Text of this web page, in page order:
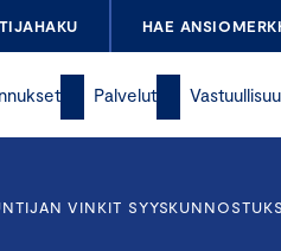
HAE
Palvelut
VINKIT